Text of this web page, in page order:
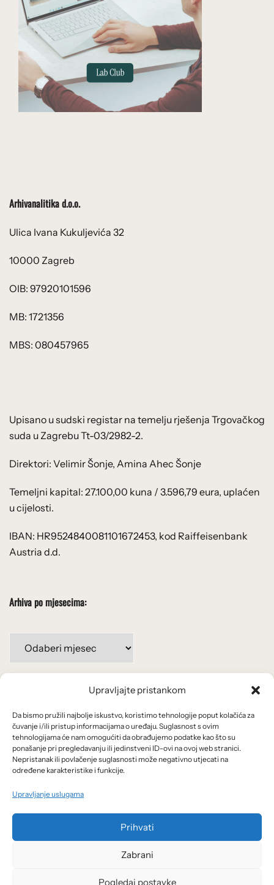
Upravljajte pristankom
Da bismo pružili najbolje iskustvo, koristimo tehnologije poput kolačića za
čuvanje i/ili pristup informacijama o uređaju. Suglasnost s ovim
tehnologijama će nam omogućiti da obrađujemo podatke kao što su
ponašanje pri pregledavanju ili jedinstveni ID-ovi na ovoj web stranici.
Nepristanak ili povlačenje suglasnosti može negativno utjecati na
određene karakteristike i funkcije.
Upravljanje uslugama
Prihvati
Zabrani
Pogledaj postavke
Arhivanalitika d.o.o.
Ulica Ivana Kukuljevića 32
10000 Zagreb
OIB: 97920101596
MB: 1721356
MBS: 080457965
Upisano u sudski registar na temelju rješenja Trgovačkog
suda u Zagrebu Tt-03/2982-2.
Direktori: Velimir Šonje, Amina Ahec Šonje
Temeljni kapital: 27.100,00 kuna / 3.596,79 eura, uplaćen
u cijelosti.
IBAN: HR9524840081101672453, kod Raiffeisenbank
Austria d.d.
Arhiva po mjesecima:
mjesecima:
Uvjeti korištenja
Politika privatnosti
Kolačići